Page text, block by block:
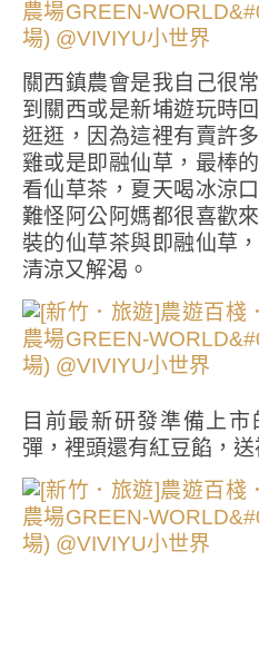
關西鎮農會是我自己很
到關西或是新埔遊玩時
逛逛，因為這裡有賣許
雞或是即融仙草，最棒
看仙草茶，夏天喝冰涼
難怪阿公阿媽都很喜歡
裝的仙草茶與即融仙草
清涼又解渴。
目前最新研發準備上
彈，裡頭還有紅豆餡，送